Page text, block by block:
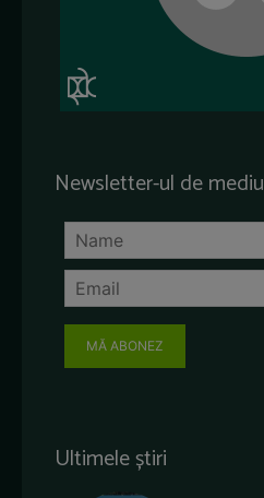
Newsletter-ul de mediu
MĂ ABONEZ
Ultimele știri